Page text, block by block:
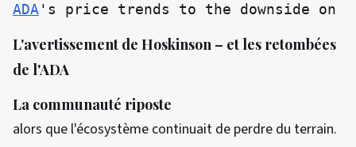
ADA's price trends to the downside on
L'avertissement de Hoskinson – et les retombées
de l'ADA
La communauté riposte
alors que l'écosystème continuait de perdre du terrain.